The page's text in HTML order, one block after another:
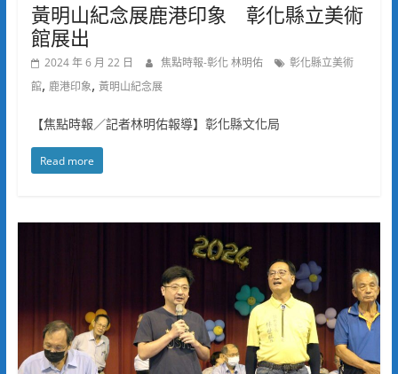
黃明山紀念展鹿港印象 彰化縣立美術
館展出
2024 年 6 月 22 日 焦點時報-彰化 林明佑
彰化縣立美術
館, 鹿港印象, 黃明山紀念展
【焦點時報／記者林明佑報導】彰化縣文化局
Read more